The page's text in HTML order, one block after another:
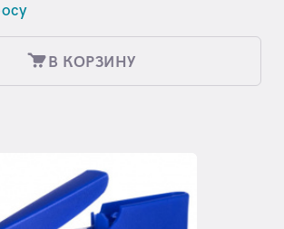
В КОРЗИНУ